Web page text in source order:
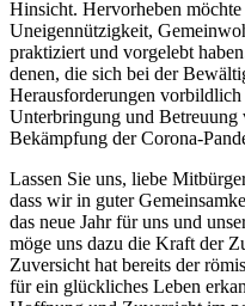
Hinsicht. Hervorheben
Uneigennützigkeit,
praktiziert und vorgelebt
denen, die sich bei der
Herausforderungen
Unterbringung und
Bekämpfung der Corona-
Lassen Sie uns, liebe
dass wir in guter
das neue Jahr für uns und
möge uns dazu die Kraft der
Zuversicht hat bereits der
für ein glückliches Leben